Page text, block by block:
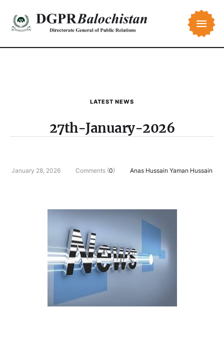
LATEST NEWS
27th-January-2026
January 28, 2026 Comments (0) Anas Hussain Yaman Hussain